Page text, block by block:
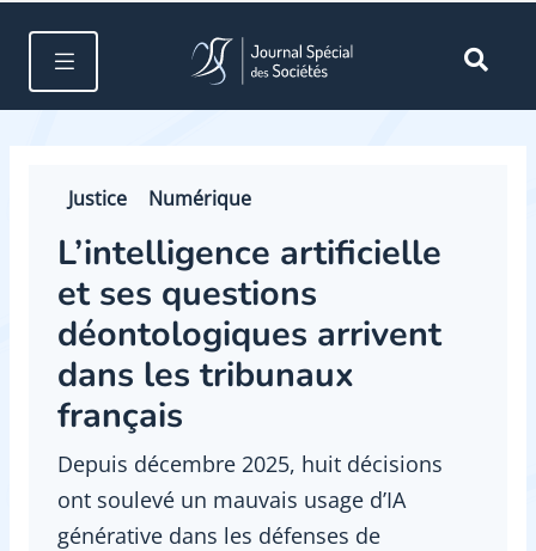
Justice Numérique
L’intelligence artificielle
et ses questions
déontologiques arrivent
dans les tribunaux
français
Depuis décembre 2025, huit décisions
ont soulevé un mauvais usage d’IA
générative dans les défenses de